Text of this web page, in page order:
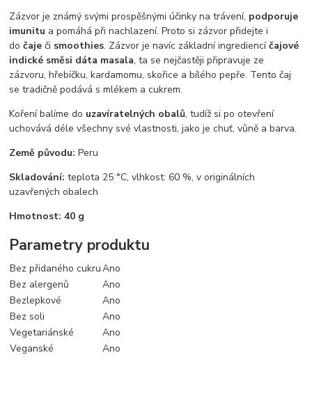
Zázvor je známý svými prospěšnými účinky na trávení, podporuje
imunitu a pomáhá při nachlazení. Proto si zázvor přidejte i
dočaječi smoothies. Zázvor je navíc základní ingrediencíčajové
indické směsi dáta masala, ta se nejčastěji připravuje ze
zázvoru, hřebíčku, kardamomu, skořice a bílého pepře. Tento čaj
se tradičně podává s mlékem a cukrem.
Koření balíme do uzavíratelných obalů, tudíž si po otevření
uchovává déle všechny své vlastnosti, jako je chuť, vůně a barva.
Země původu: Peru
Skladování:teplota 25 °C, vlhkost: 60 %, v originálních
uzavřených obalech
Hmotnost: 40 g
Parametry produktu
Bez přidaného cukruAno
Bez alergenů
Ano
Bezlepkové
Ano
Bez soli
Ano
Vegetariánské
Ano
Veganské
Ano